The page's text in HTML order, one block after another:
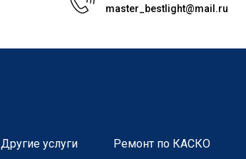
master_bestlight@mail.ru
Другие услуги Ремонт по КАСКО